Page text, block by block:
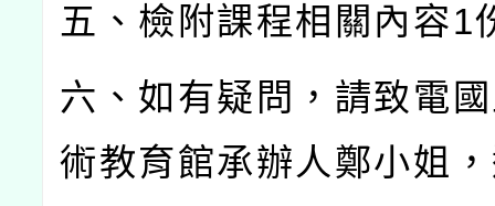
五、檢附課程相關內容1
六、如有疑問，請致電
術教育館承辦人鄭小姐